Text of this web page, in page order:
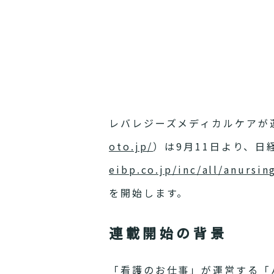
レバレジーズメディカルケア
oto.jp/）は9月11日より、日
eibp.co.jp/inc/all/
を開始します。
連載開始の背景
「看護のお仕事」が運営する